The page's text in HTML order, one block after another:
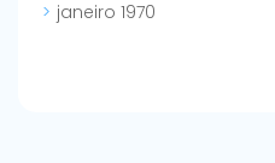
janeiro 1970